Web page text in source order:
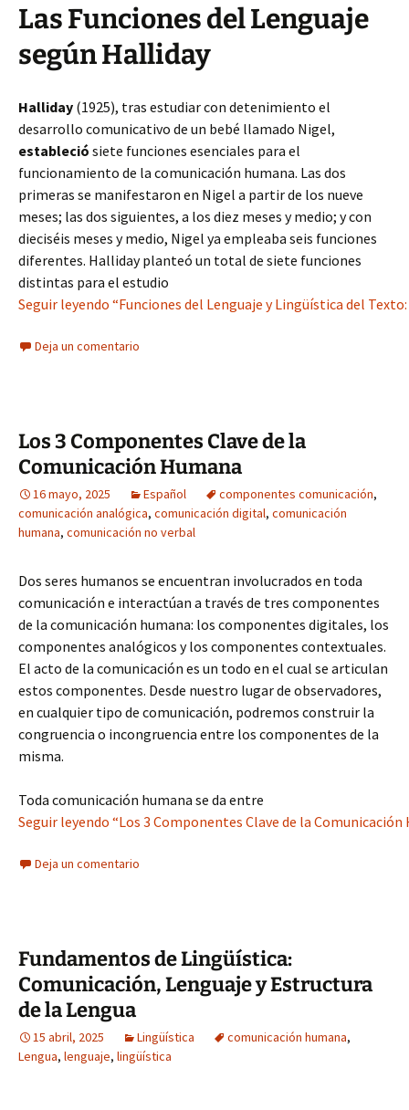
Las Funciones del Lenguaje
según Halliday
Halliday (1925), tras estudiar con detenimiento el
desarrollo comunicativo de un bebé llamado Nigel,
estableció siete funciones esenciales para el
funcionamiento de la comunicación humana. Las dos
primeras se manifestaron en Nigel a partir de los nueve
meses; las dos siguientes, a los diez meses y medio; y con
dieciséis meses y medio, Nigel ya empleaba seis funciones
diferentes. Halliday planteó un total de siete funciones
distintas para el estudio
Seguir leyendo “Funciones del Lenguaje y Lingüística del
Deja un comentario
Los 3 Componentes Clave de la
Comunicación Humana
16 mayo, 2025 Español componentes comunicación,
comunicación analógica, comunicación digital, comunicación
humana, comunicación no verbal
Dos seres humanos se encuentran involucrados en toda
comunicación e interactúan a través de tres componentes
de la comunicación humana: los componentes digitales, los
componentes analógicos y los componentes contextuales.
El acto de la comunicación es un todo en el cual se articulan
estos componentes. Desde nuestro lugar de observadores,
en cualquier tipo de comunicación, podremos construir la
congruencia o incongruencia entre los componentes de la
misma.
Toda comunicación humana se da entre
Seguir leyendo “Los 3 Componentes Clave de la Comunicación
Deja un comentario
Fundamentos de Lingüística:
Comunicación, Lenguaje y Estructura
de la Lengua
15 abril, 2025 Lingüística comunicación humana,
Lengua, lenguaje, lingüística